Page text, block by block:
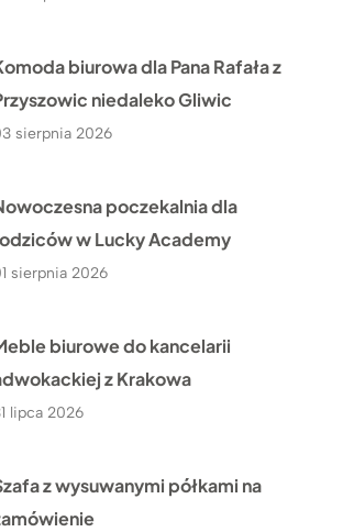
biurowa dla Pana Rafała z
niedaleko Gliwic
sierpnia 2026
poczekalnia dla
w Lucky Academy
sierpnia 2026
biurowe do kancelarii
z Krakowa
lipca 2026
z wysuwanymi półkami na